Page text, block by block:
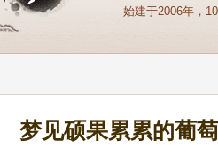
始建于2006年，
梦见硕果累累的葡萄